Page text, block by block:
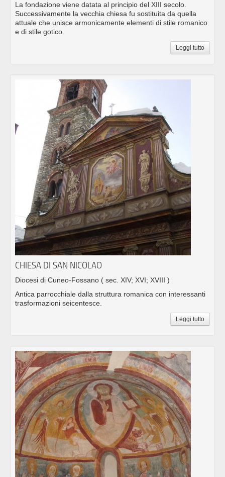
La fondazione viene datata al principio del XIII secolo.
Successivamente la vecchia chiesa fu sostituita da quella
attuale che unisce armonicamente elementi di stile romanico
e di stile gotico.
Leggi tutto
CHIESA DI SAN NICOLAO
Diocesi di Cuneo-Fossano ( sec. XIV; XVI; XVIII )
Antica parrocchiale dalla struttura romanica con interessanti
trasformazioni seicentesce.
Leggi tutto